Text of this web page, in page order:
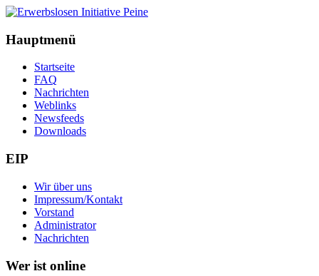
Hauptmenü
Startseite
FAQ
Nachrichten
Weblinks
Newsfeeds
Downloads
EIP
Wir über uns
Impressum/Kontakt
Vorstand
Administrator
Nachrichten
Wer ist online